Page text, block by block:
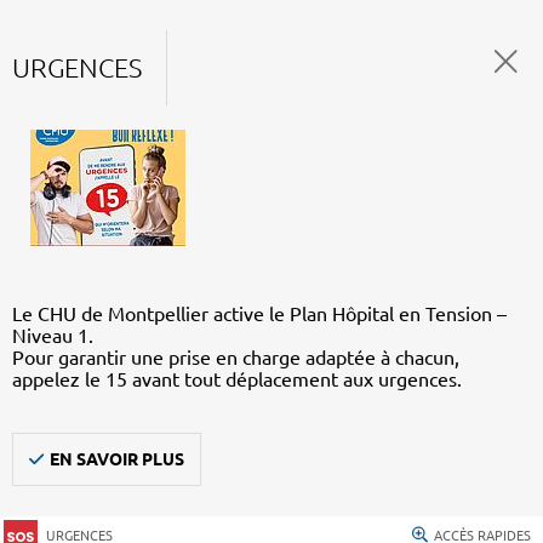
URGENCES
Le CHU de Montpellier active le Plan Hôpital en Tension –
Niveau 1.
Pour garantir une prise en charge adaptée à chacun,
appelez le 15 avant tout déplacement aux urgences.
EN SAVOIR PLUS
URGENCES ACCÈS RAPIDES